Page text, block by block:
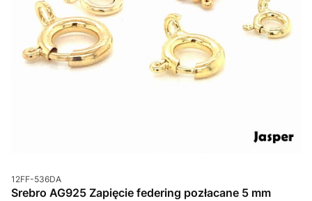
Kod produktu
12FF-536DA
Srebro AG925 Zapięcie federing pozłacane 5 mm